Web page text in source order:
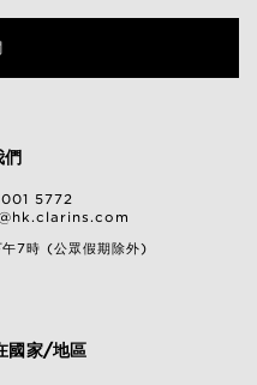
5772
午7時 (公眾假期除外)
國家/地區